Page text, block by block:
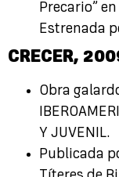
Precario”
Estrenada
CRECER,
Obra
Y JUVENIL.
Publicada